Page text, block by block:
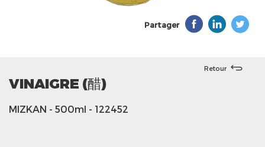
Partager
Retour
VINAIGRE (醋)
MIZKAN - 500ml - 122452